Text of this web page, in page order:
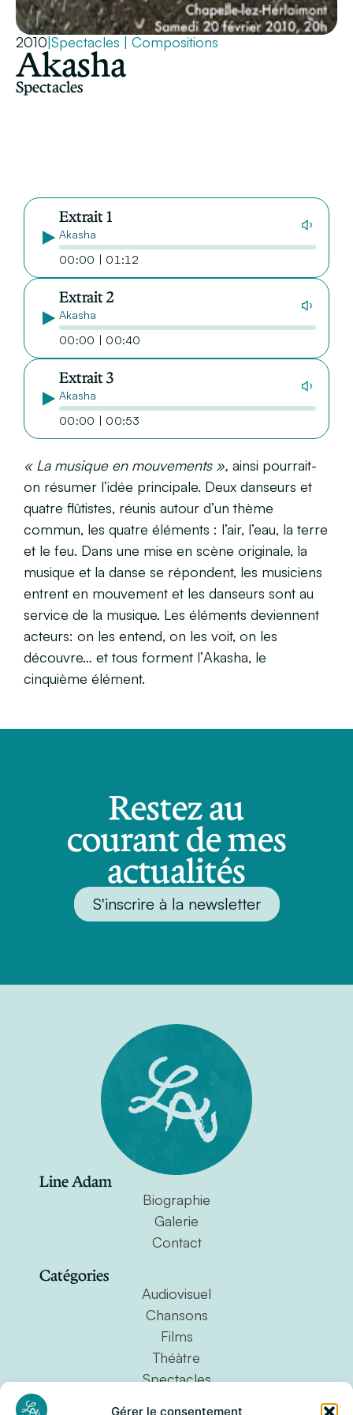
Gérer le consentement
2010|Spectacles | Compositions
Akasha
Spectacles
Extrait 1
Akasha
00:00 | 01:12
Extrait 2
Akasha
00:00 | 00:40
Extrait 3
Akasha
00:00 | 00:53
« La musique en mouvements », ainsi pourrait-
on résumer l’idée principale. Deux danseurs et
quatre flûtistes, réunis autour d’un thème
commun, les quatre éléments : l’air, l’eau, la terre
et le feu. Dans une mise en scène originale, la
musique et la danse se répondent, les musiciens
entrent en mouvement et les danseurs sont au
service de la musique. Les éléments deviennent
acteurs: on les entend, on les voit, on les
découvre… et tous forment l’Akasha, le
cinquième élément.
Restez au
courant de mes
actualités
S'inscrire à la newsletter
Line Adam
Biographie
Galerie
Contact
Catégories
Audiovisuel
Chansons
Films
Théàtre
Spectacles